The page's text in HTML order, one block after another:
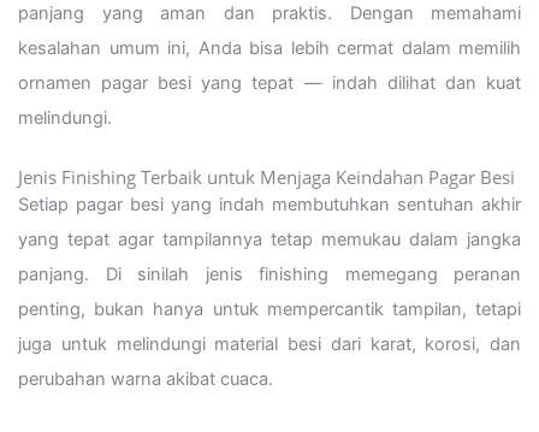
panjang yang aman dan praktis. Dengan memahami
kesalahan umum ini, Anda bisa lebih cermat dalam memilih
ornamen pagar besi yang tepat — indah dilihat dan kuat
melindungi.
Jenis Finishing Terbaik untuk Menjaga Keindahan Pagar Besi
Setiap pagar besi yang indah membutuhkan sentuhan akhir
yang tepat agar tampilannya tetap memukau dalam jangka
panjang. Di sinilah jenis finishing memegang peranan
penting, bukan hanya untuk mempercantik tampilan, tetapi
juga untuk melindungi material besi dari karat, korosi, dan
perubahan warna akibat cuaca.